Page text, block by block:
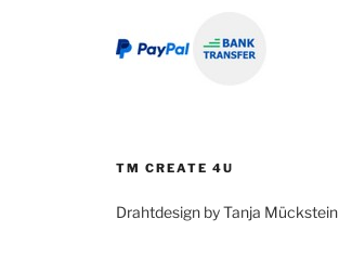
TM CREATE 4U
Drahtdesign by Tanja Mückstein